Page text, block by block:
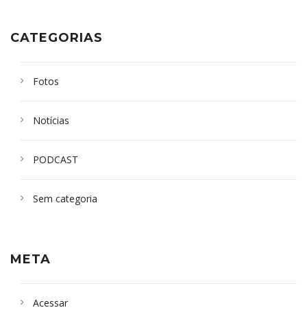
CATEGORIAS
Fotos
Notícias
PODCAST
Sem categoria
META
Acessar